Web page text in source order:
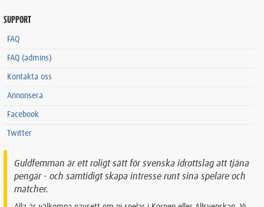
SUPPORT
FAQ
FAQ (admins)
Kontakta oss
Annonsera
Facebook
Twitter
Guldfemman är ett roligt sätt för svenska idrottslag att tjäna
pengar - och samtidigt skapa intresse runt sina spelare och
matcher.